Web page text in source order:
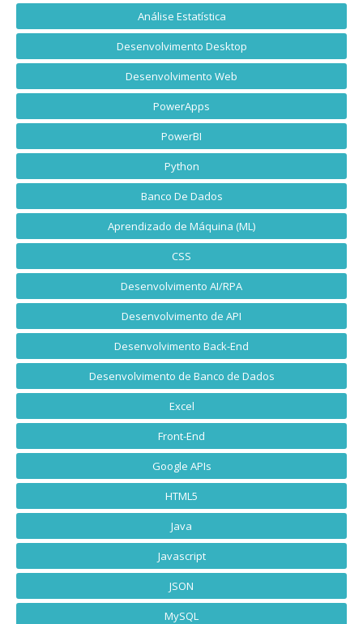
Análise Estatística
Desenvolvimento Desktop
Desenvolvimento Web
PowerApps
PowerBI
Python
Banco De Dados
Aprendizado de Máquina (ML)
CSS
Desenvolvimento AI/RPA
Desenvolvimento de API
Desenvolvimento Back-End
Desenvolvimento de Banco de Dados
Excel
Front-End
Google APIs
HTML5
Java
Javascript
JSON
MySQL